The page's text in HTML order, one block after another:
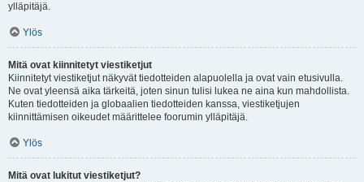
ylläpitäjä.
Ylös
Mitä ovat kiinnitetyt viestiketjut
Kiinnitetyt viestiketjut näkyvät tiedotteiden alapuolella ja ovat vain etusivulla.
Ne ovat yleensä aika tärkeitä, joten sinun tulisi lukea ne aina kun mahdollista.
Kuten tiedotteiden ja globaalien tiedotteiden kanssa, viestiketjujen
kiinnittämisen oikeudet määrittelee foorumin ylläpitäjä.
Ylös
Mitä ovat lukitut viestiketjut?